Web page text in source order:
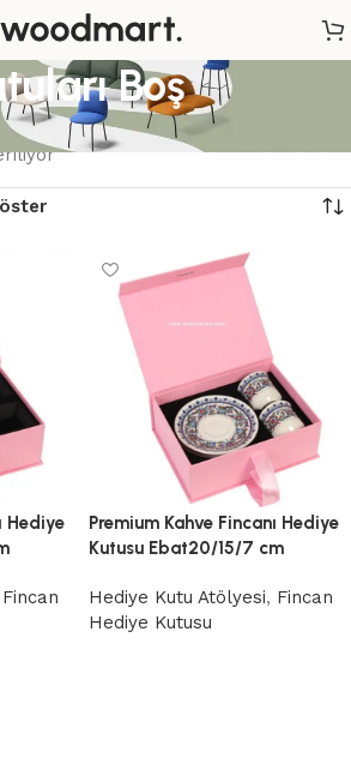
Boş
Kutuları Boş” olarak etiketlendi
Hediye
Fincan
Premium Kahve Fincanı Hediye
Kutusu Ebat20/15/7 cm
Hediye Kutu Atölyesi, Fincan
Hediye Kutusu